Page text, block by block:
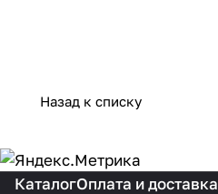
Назад к списку
КаталогОплата и доставка